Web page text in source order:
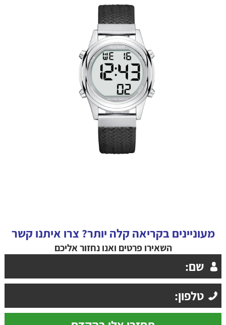
מעוניינים בקריאה קלה יותר? צרו איתנו קשר
השאירו פרטים ואנו נחזור אליכם